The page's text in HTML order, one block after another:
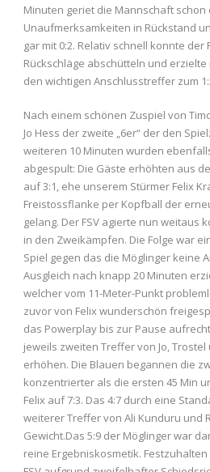
Minuten geriet die Mannschaft schon
Unaufmerksamkeiten in Rückstand
gar mit 0:2. Relativ schnell konnte der
Rückschläge abschütteln und
den wichtigen Anschlusstreffer zum
Nach einem schönen Zuspiel von
Jo Hess der zweite „6er“ der den
weiteren 10 Minuten wurden
abgespult: Die Gäste erhöhten aus
auf 3:1, ehe unserem Stürmer Felix
Freistossflanke per Kopfball der
gelang. Der FSV agierte nun weitaus
in den Zweikämpfen. Die Folge war
Spiel gegen das die Möglinger keine
Ausgleich nach knapp 20 Minuten
welcher vom 11-Meter-Punkt
zuvor von Felix wunderschön
das Powerplay bis zur Pause
jeweils zweiten Treffer von Jo, Trostel
erhöhen. Die Blauen begannen die
konzentrierter als die ersten 45 Min
Felix auf 7:3. Das 4:7 durch eine
weiterer Treffer von Ali Kunduru und
Gewicht.Das 5:9 der Möglinger war
reine Ergebniskosmetik.